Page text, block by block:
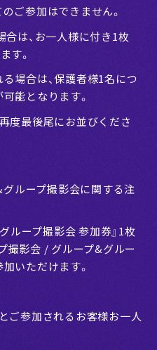
ご参加はできません。
合は、お一人様に付き1枚
す。
場合は、保護者様1名につ
能となります。
度最後尾にお並びくださ
ループ撮影会に関する注
ループ撮影会 参加券』1枚
撮影会 / グループ&グルー
いただけます。
ご参加されるお客様お一人